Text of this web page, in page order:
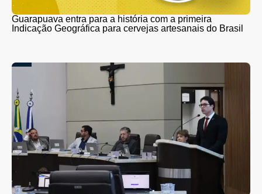
Guarapuava entra para a história com a primeira
Indicação Geográfica para cervejas artesanais do Brasil